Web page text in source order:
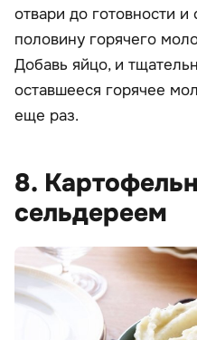
отвари до готовности
половину горячего
Добавь яйцо, и
оставшееся горячее
еще раз.
8.
сельдереем